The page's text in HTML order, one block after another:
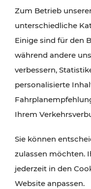
finden Sie hier im
Zum Betrieb
unterschiedliche
Einige sind für den
während andere
verbessern,
personalisierte
Ihrem
Sie können
zulassen möchten.
jederzeit in den
Website anpassen.